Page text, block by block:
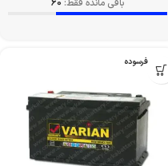
باقی مانده فقط: 60
بدون فرسوده